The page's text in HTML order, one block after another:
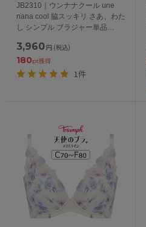
JB2310｜ウンナナクール une
nana cool 脇スッキリ さあ、わた
し シンプル ブラジャー単品
65/70/75/80cm
3,960 円 (税込)
180pt獲得
1件